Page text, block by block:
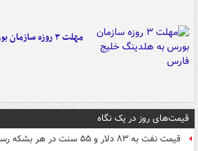
مهلت ۳ روزه سازمان بورس به هلدینگ خلیج فارس
قیمت‌های روز در یک نگاه
قیمت نفت به ۸۳ دلار و ۵۵ سنت در هر بشکه رسید